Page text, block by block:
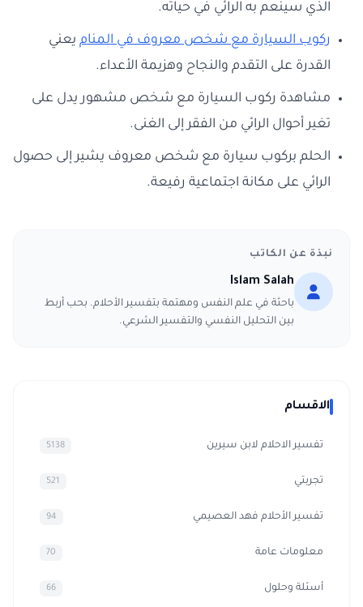
الذي سينعم به الرائي في حياته.
ركوب السيارة مع شخص معروف في المنام يعني
القدرة على التقدم والنجاح وهزيمة الأعداء.
مشاهدة ركوب السيارة مع شخص مشهور يدل على
تغير أحوال الرائي من الفقر إلى الغنى.
الحلم بركوب سيارة مع شخص معروف يشير إلى حصول
الرائي على مكانة اجتماعية رفيعة.
نبذة عن الكاتب
Islam Salah
باحثة في علم النفس ومهتمة بتفسير الأحلام. بحب أربط
بين التحليل النفسي والتفسير الشرعي.
الاقسام
تفسير الاحلام لابن سيرين 5138
تجربتي 521
تفسير الأحلام فهد العصيمي 94
معلومات عامة 70
أسئلة وحلول 66